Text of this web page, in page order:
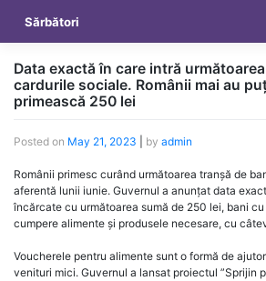
content
Sărbători
Data exactă în care intră
cardurile sociale. Românii mai au
primească 250 lei
Posted on May 21, 2023 by admin
Românii primesc curând următoarea tranșă de
aferentă lunii iunie. Guvernul a anunțat data
încărcate cu următoarea sumă de 250 lei, bani
cumpere alimente și produsele necesare, cu
Voucherele pentru alimente sunt o formă de
venituri mici. Guvernul a lansat proiectul ”Sprijin